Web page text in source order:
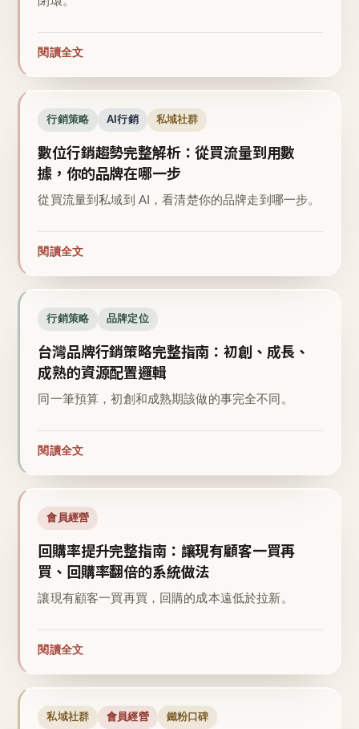
閱讀全文
行銷策略 AI行銷 私域社群
數位行銷趨勢完整解析：從買流量到用數
據，你的品牌在哪一步
從買流量到私域到 AI，看清楚你的品牌走到哪一步。
閱讀全文
行銷策略 品牌定位
台灣品牌行銷策略完整指南：初創、成長、
成熟的資源配置邏輯
同一筆預算，初創和成熟期該做的事完全不同。
閱讀全文
會員經營
回購率提升完整指南：讓現有顧客一買再
買、回購率翻倍的系統做法
讓現有顧客一買再買，回購的成本遠低於拉新。
閱讀全文
私域社群 會員經營 鐵粉口碑